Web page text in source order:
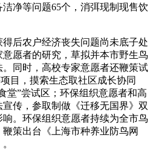
净等问题65个，消弭现制现售饮
后农户经济丧失问题尚未底子处
愿者的研究，草拟并本市野生鸟
同时，高校专家意愿者还鞭策试
目，摸索生态取社区成长协同
堂”尝试区；环保组织意愿者和高
传，参取制做《迁移无国界》双
。环保组织意愿者持续为全市鸟
策出台《上海市种养业防鸟网